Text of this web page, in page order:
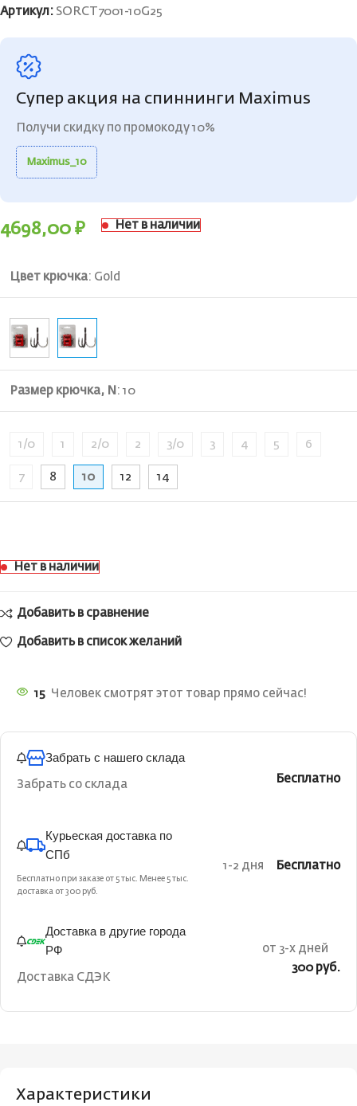
Артикул: SORCT7001-10G25
Супер акция на спиннинги Maximus
Получи скидку по промокоду 10%
Maximus_10
4698,00 ₽ Нет в наличии
Цвет крючка: Gold
Размер крючка, N : 10
1/0 1 2/0 2 3/0 3 4 5 6
7 8 10 12 14
Нет в наличии
Добавить в сравнение
Добавить в список желаний
15 Человек смотрят этот товар прямо сейчас!
Забрать с нашего склада
Забрать со склада Бесплатно
Курьеская доставка по
СПб
Бесплатно при заказе от 5 тыс. Менее 5 тыс.
доставка от 300 руб.
1-2 дня Бесплатно
Доставка в другие города
РФ
Доставка СДЭК
от 3-х дней
300 руб.
Характеристики